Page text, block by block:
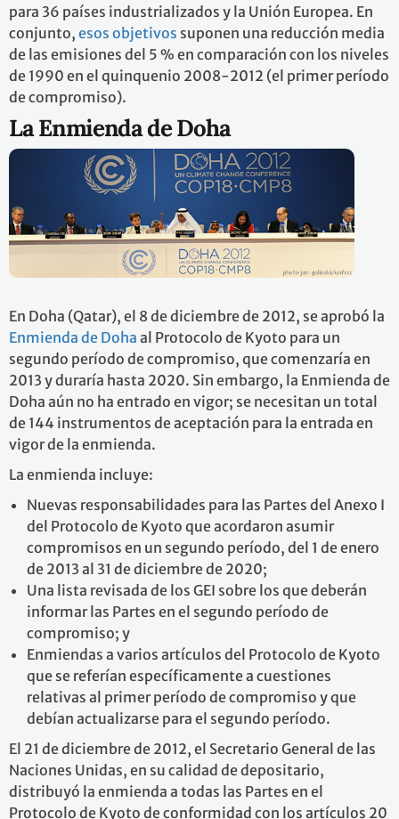
para 36 países industrializados y la Unión Europea. En
conjunto, esos objetivos suponen una reducción media
de las emisiones del 5 % en comparación con los niveles
de 1990 en el quinquenio 2008-2012 (el primer período
de compromiso).
La Enmienda de Doha
En Doha (Qatar), el 8 de diciembre de 2012, se aprobó la
Enmienda de Doha al Protocolo de Kyoto para un
segundo período de compromiso, que comenzaría en
2013 y duraría hasta 2020. Sin embargo, la Enmienda de
Doha aún no ha entrado en vigor; se necesitan un total
de 144 instrumentos de aceptación para la entrada en
vigor de la enmienda.
La enmienda incluye:
Nuevas responsabilidades para las Partes del Anexo I
del Protocolo de Kyoto que acordaron asumir
compromisos en un segundo período, del 1 de enero
de 2013 al 31 de diciembre de 2020;
Una lista revisada de los GEI sobre los que deberán
informar las Partes en el segundo período de
compromiso; y
Enmiendas a varios artículos del Protocolo de Kyoto
que se referían específicamente a cuestiones
relativas al primer período de compromiso y que
debían actualizarse para el segundo período.
El 21 de diciembre de 2012, el Secretario General de las
Naciones Unidas, en su calidad de depositario,
distribuyó la enmienda a todas las Partes en el
Protocolo de Kyoto de conformidad con los artículos 20